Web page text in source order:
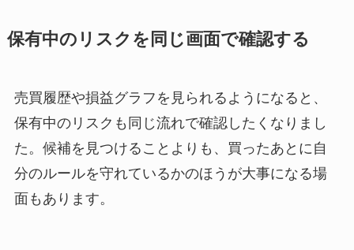
保有中のリスクを同じ画面で確認する
売買履歴や損益グラフを見られるようになると、
保有中のリスクも同じ流れで確認したくなりまし
た。候補を見つけることよりも、買ったあとに自
分のルールを守れているかのほうが大事になる場
面もあります。